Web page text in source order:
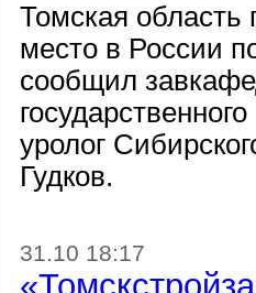
Томская область
место в России
сообщил
уролог
Гудков.
31.10 18:17